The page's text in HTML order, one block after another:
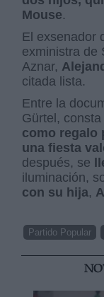
Mouse.
El exsenador
exministra de
Aznar,
citada lista.
Entre la
Gürtel, consta
como regalo
una fiesta
después, se
iluminación,
con su hija,
Partido Popular